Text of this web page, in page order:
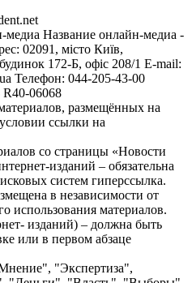
медиа Название онлайн-медиа -
02091, місто Київ,
172-Б, офіс 208/1 E-mail:
Телефон: 044-205-43-00
06068
размещённых на
ссылки на
со страницы «Новости
изданий – обязательна
систем гиперссылка.
в независимости от
использования материалов.
изданий) – должна быть
или в первом абзаце
"Экспертиза",